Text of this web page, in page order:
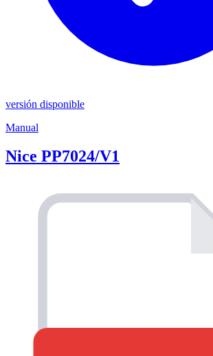
versión disponible
Manual
Nice PP7024/V1